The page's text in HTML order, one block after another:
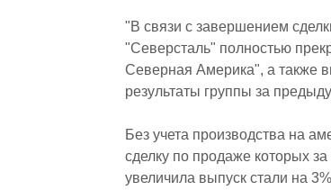
"В связи с завершением
"Северсталь" полностью
Северная Америка", а также
результаты группы за
Без учета производства на
сделку по продаже которых
увеличила выпуск стали на